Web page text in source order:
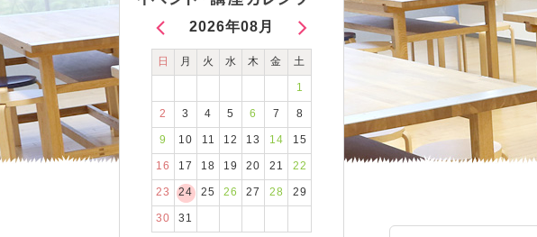
2026年08月
日 月 火 水 木 金 土
1
2 3 4 5 6 7 8
9 10 11 12 13 14 15
16 17 18 19 20 21 22
23 24 25 26 27 28 29
30 31